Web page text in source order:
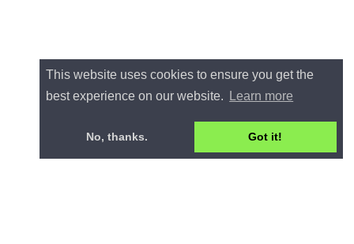
This website uses cookies to ensure you get the
best experience on our website.
Learn more
No, thanks. Got it!